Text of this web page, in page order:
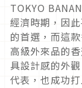
TOKYO
經濟時期，因
的首選，而這
高級外來品的
具設計感的外
代表，也成功